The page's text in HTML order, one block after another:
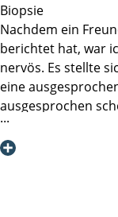
Biopsie
Nachdem ein
berichtet hat, war
nervös. Es stellte
eine
ausgesprochen
halb so schlimm,
schon fast fertig.